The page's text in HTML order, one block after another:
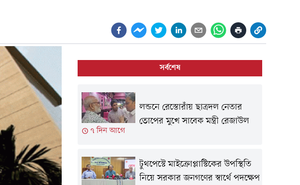
সর্বশেষ
৭ দিন আগে
লন্ডনে রেস্তোরাঁয় ছাত্রদল নেতার
তোপের মুখে সাবেক মন্ত্রী রেজাউল
টুথপেস্টে মাইক্রোপ্লাস্টিকের উপস্থিতি
নিয়ে সরকার জনগণের স্বার্থে পদক্ষেপ